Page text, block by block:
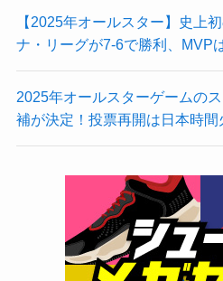
【2025年オールスター】史上
ナ・リーグが7-6で勝利、MVP
2025年オールスターゲームの
補が決定！投票再開は日本時間